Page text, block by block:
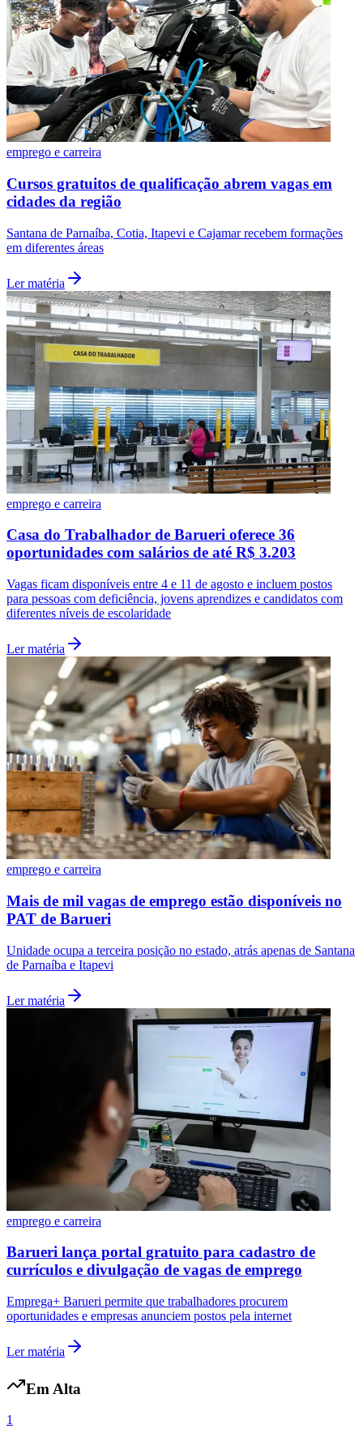
São Paulo
Santos
emprego e carreira
Cursos gratuitos de qualificação abrem vagas em
cidades da região
Santana de Parnaíba, Cotia, Itapevi e Cajamar recebem formações
em diferentes áreas
Ler matéria
emprego e carreira
Casa do Trabalhador de Barueri oferece 36
oportunidades com salários de até R$ 3.203
Vagas ficam disponíveis entre 4 e 11 de agosto e incluem postos
para pessoas com deficiência, jovens aprendizes e candidatos com
diferentes níveis de escolaridade
Ler matéria
emprego e carreira
Mais de mil vagas de emprego estão disponíveis no
PAT de Barueri
Unidade ocupa a terceira posição no estado, atrás apenas de Santana
de Parnaíba e Itapevi
Ler matéria
emprego e carreira
Barueri lança portal gratuito para cadastro de
currículos e divulgação de vagas de emprego
Emprega+ Barueri permite que trabalhadores procurem
oportunidades e empresas anunciem postos pela internet
Ler matéria
Em Alta
1